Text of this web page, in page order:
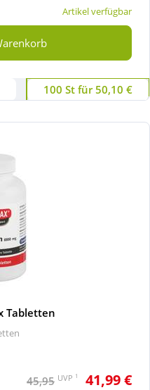
Artikel verfügbar
100 St für 50,10 €
Tabletten
45,95 UVP 1 41,99 €